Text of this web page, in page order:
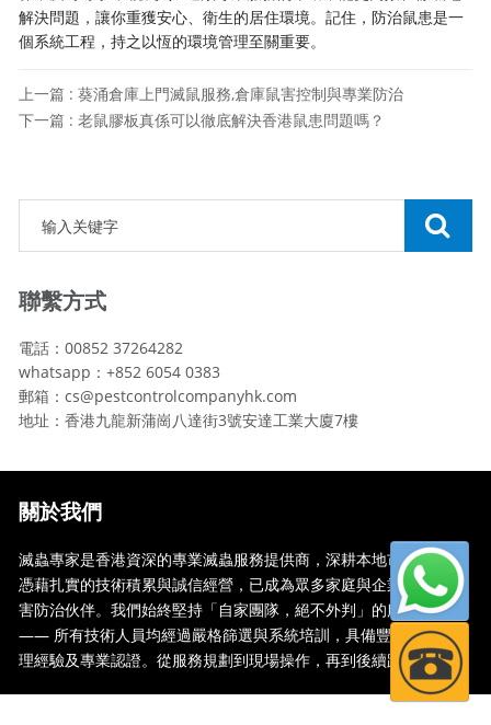
解決問題，讓你重獲安心、衛生的居住環境。記住，防治鼠患是一
個系統工程，持之以恆的環境管理至關重要。
上一篇 : 葵涌倉庫上門滅鼠服務,倉庫鼠害控制與專業防治
下一篇 : 老鼠膠板真係可以徹底解決香港鼠患問題嗎？
聯繫方式
電話：00852 37264282
whatsapp：+852 6054 0383
郵箱：cs@pestcontrolcompanyhk.com
地址：香港九龍新蒲崗八達街3號安達工業大廈7樓
關於我們
滅蟲專家是香港資深的專業滅蟲服務提供商，深耕本地市場多年，
憑藉扎實的技術積累與誠信經營，已成為眾多家庭與企業信賴的蟲
害防治伙伴。我們始終堅持「自家團隊，絕不外判」的服務承諾
—— 所有技術人員均經過嚴格篩選與系統培訓，具備豐富的現場處
理經驗及專業認證。從服務規劃到現場操作，再到後續跟蹤，全...